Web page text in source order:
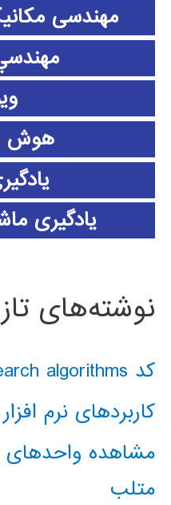
مهندسی
هوش
یادگیری
نوشته‌های
کد classical AI search algorithms
کاربردهای نرم
مشاهده واحدهای
متلب